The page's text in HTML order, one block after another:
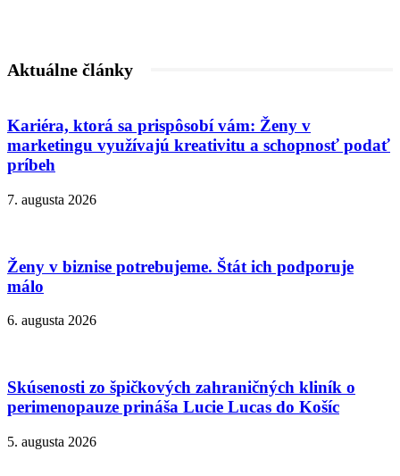
Aktuálne články
Kariéra, ktorá sa prispôsobí vám: Ženy v
marketingu využívajú kreativitu a schopnosť podať
príbeh
7. augusta 2026
Ženy v biznise potrebujeme. Štát ich podporuje
málo
6. augusta 2026
Skúsenosti zo špičkových zahraničných kliník o
perimenopauze prináša Lucie Lucas do Košíc
5. augusta 2026